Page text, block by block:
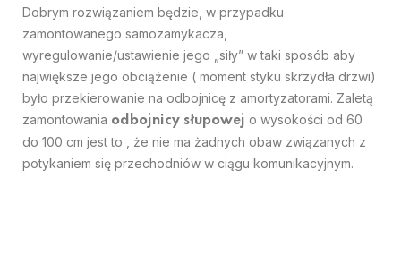
Dobrym rozwiązaniem będzie, w przypadku
zamontowanego samozamykacza,
wyregulowanie/ustawienie jego „siły” w taki sposób aby
największe jego obciążenie ( moment styku skrzydła drzwi)
było przekierowanie na odbojnicę z amortyzatorami. Zaletą
zamontowania odbojnicy słupowej o wysokości od 60
do 100 cm jest to , że nie ma żadnych obaw związanych z
potykaniem się przechodniów w ciągu komunikacyjnym.